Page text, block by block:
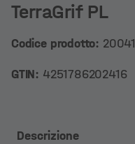
TerraGrif PL
Codice prodotto:
GTIN: 4251786202416
Descrizione